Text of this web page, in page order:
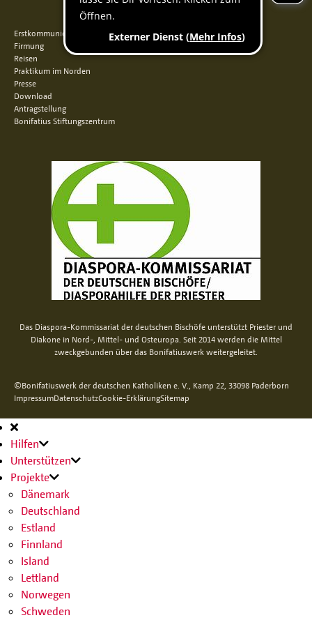
Erstkommunion
Firmung
Reisen
Praktikum im Norden
Presse
Download
Antragstellung
Bonifatius Stiftungszentrum
Das Diaspora-Kommissariat der deutschen Bischöfe unterstützt Priester und
Diakone in Nord-, Mittel- und Osteuropa. Seit 2014 werden die Mittel
zweckgebunden über das Bonifatiuswerk weitergeleitet.
©Bonifatiuswerk der deutschen Katholiken e. V., Kamp 22, 33098 Paderborn
ImpressumDatenschutzCookie-ErklärungSitemap
Hauptnavigation
Hilfen
Unterstützen
Projekte
Dänemark
Deutschland
Estland
Finnland
Island
Lettland
Norwegen
Schweden